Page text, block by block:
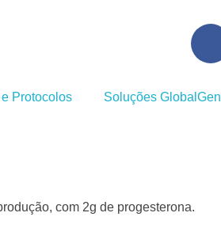
Protocolos Soluções GlobalGen
com 2g de progesterona.